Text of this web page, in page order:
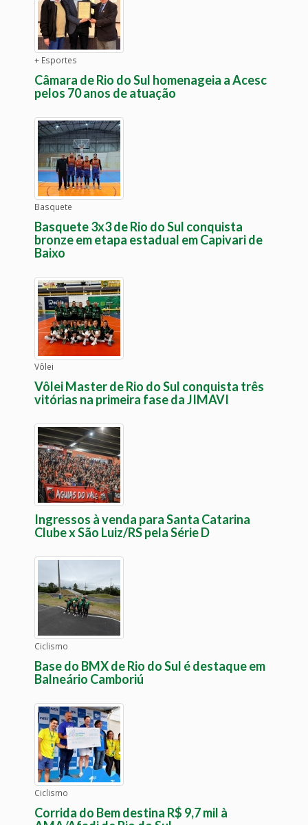
+ Esportes
Câmara de Rio do Sul homenageia a Acesc
pelos 70 anos de atuação
Basquete
Basquete 3x3 de Rio do Sul conquista
bronze em etapa estadual em Capivari de
Baixo
Vôlei
Vôlei Master de Rio do Sul conquista três
vitórias na primeira fase da JIMAVI
Ingressos à venda para Santa Catarina
Clube x São Luiz/RS pela Série D
Ciclismo
Base do BMX de Rio do Sul é destaque em
Balneário Camboriú
Ciclismo
Corrida do Bem destina R$ 9,7 mil à